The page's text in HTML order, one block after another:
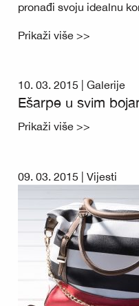
pronađi svoju idealnu
Prikaži više >>
10. 03. 2015 | Galerije
Ešarpe u svim
Prikaži više >>
09. 03. 2015 | Vijesti